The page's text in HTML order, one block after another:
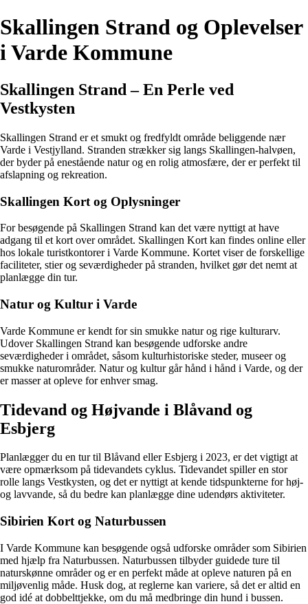
Skallingen Strand og Oplevelser
i Varde Kommune
Skallingen Strand – En Perle ved
Vestkysten
Skallingen Strand er et smukt og fredfyldt område beliggende nær
Varde i Vestjylland. Stranden strækker sig langs Skallingen-halvøen,
der byder på enestående natur og en rolig atmosfære, der er perfekt til
afslapning og rekreation.
Skallingen Kort og Oplysninger
For besøgende på Skallingen Strand kan det være nyttigt at have
adgang til et kort over området. Skallingen Kort kan findes online eller
hos lokale turistkontorer i Varde Kommune. Kortet viser de forskellige
faciliteter, stier og seværdigheder på stranden, hvilket gør det nemt at
planlægge din tur.
Natur og Kultur i Varde
Varde Kommune er kendt for sin smukke natur og rige kulturarv.
Udover Skallingen Strand kan besøgende udforske andre
seværdigheder i området, såsom kulturhistoriske steder, museer og
smukke naturområder. Natur og kultur går hånd i hånd i Varde, og der
er masser at opleve for enhver smag.
Tidevand og Højvande i Blåvand og
Esbjerg
Planlægger du en tur til Blåvand eller Esbjerg i 2023, er det vigtigt at
være opmærksom på tidevandets cyklus. Tidevandet spiller en stor
rolle langs Vestkysten, og det er nyttigt at kende tidspunkterne for høj-
og lavvande, så du bedre kan planlægge dine udendørs aktiviteter.
Sibirien Kort og Naturbussen
I Varde Kommune kan besøgende også udforske områder som Sibirien
med hjælp fra Naturbussen. Naturbussen tilbyder guidede ture til
naturskønne områder og er en perfekt måde at opleve naturen på en
miljøvenlig måde. Husk dog, at reglerne kan variere, så det er altid en
god idé at dobbelttjekke, om du må medbringe din hund i bussen.